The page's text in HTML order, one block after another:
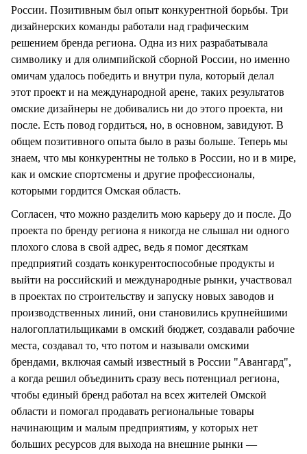
России. Позитивным был опыт конкурентной борьбы. Три
дизайнерских команды работали над графическим
решением бренда региона. Одна из них разрабатывала
символику и для олимпийской сборной России, но именно
омичам удалось победить и внутри пула, который делал
этот проект и на международной арене, таких результатов
омские дизайнеры не добивались ни до этого проекта, ни
после. Есть повод гордиться, но, в основном, завидуют. В
общем позитивного опыта было в разы больше. Теперь мы
знаем, что мы конкурентны не только в России, но и в мире,
как и омские спортсмены и другие профессионалы,
которыми гордится Омская область.
Согласен, что можно разделить мою карьеру до и после. До
проекта по бренду региона я никогда не слышал ни одного
плохого слова в свой адрес, ведь я помог десяткам
предприятий создать конкурентоспособные продукты и
выйти на российский и международные рынки, участвовал
в проектах по строительству и запуску новых заводов и
производственных линий, они становились крупнейшими
налогоплатильщиками в омский бюджет, создавали рабочие
места, создавал то, что потом и называли омскими
брендами, включая самый известный в России "Авангард",
а когда решил объединить сразу весь потенциал региона,
чтобы единый бренд работал на всех жителей Омской
области и помогал продавать региональные товары
начинающим и малым предприятиям, у которых нет
больших ресурсов для выхода на внешние рынки —